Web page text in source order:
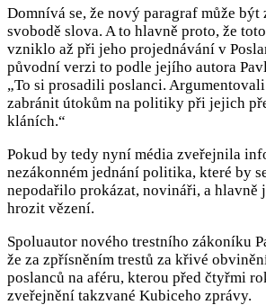
Domnívá se, že nový paragraf může
svobodě slova. A to hlavně proto, že
vzniklo až při jeho projednávání v
původní verzi to podle jejího autora
„To si prosadili poslanci.
zabránit útokům na politiky při jejich
kláních.“
Pokud by tedy nyní média zveřejnila
nezákonném jednání politika, které by
nepodařilo prokázat, novináři, a hlavně
hrozit vězení.
Spoluautor nového trestního zákoníku
že za zpřísněním trestů za křivé
poslanců na aféru, kterou před čtyřmi
zveřejnění takzvané Kubiceho zprávy.